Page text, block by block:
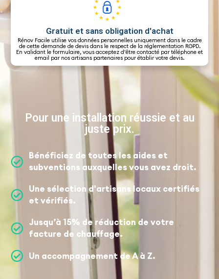
Pour une installation réussie et au
juste prix.
Bénéficiez de toutes les aides et
subventions auxquelles vous avez droit.
Une sélection d'artisans locaux certifiés
et vérifiés.
Jusqu’à 15% de réduction de votre
facture de chauffage.
Un accompagnement de A à Z.
Gratuit et sans obligation d'achat
Rénov Facile utilise vos données personnelles uniquement dans le cadre
de cette demande de devis dans le respect de la réglementation RGPD.
En validant le formulaire, vous acceptez d'être contacté par téléphone et
email par nos artisans partenaires pour établir votre devis.